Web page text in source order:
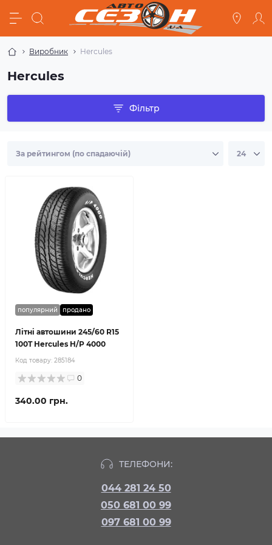
Виробник Hercules
Hercules
Фільтр
популярний продано
Літні автошини 245/60 R15
100T Hercules H/P 4000
Код товару: 285184
0
340.00 грн.
ТЕЛЕФОНИ:
044 281 24 50
050 681 00 99
097 681 00 99